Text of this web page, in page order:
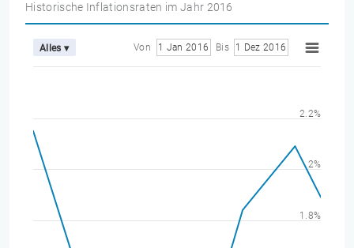
Historische Inflationsraten im Jahr 2016
Alles ▾ Von 1 Jan 2016 Bis 1 Dez 2016
1.8%
2%
2.2%